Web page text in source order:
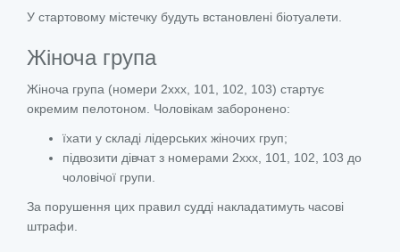
У стартовому містечку будуть встановлені біотуалети.
Жіноча група
Жіноча група (номери 2ххх, 101, 102, 103) стартує
окремим пелотоном. Чоловікам заборонено:
їхати у складі лідерських жіночих груп;
підвозити дівчат з номерами 2ххх, 101, 102, 103 до
чоловічої групи.
За порушення цих правил судді накладатимуть часові
штрафи.